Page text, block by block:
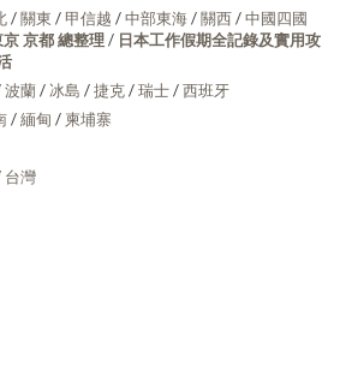
/關東 /甲信越 /中部東海/關西/中國四國
京都 總整理/ 日本工作假期全記錄及實用攻
波蘭/ 冰島 /捷克/瑞士/西班牙
/緬甸 / 柬埔寨
台灣